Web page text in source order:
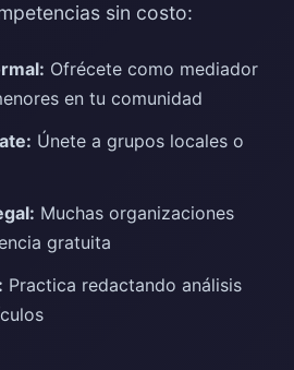
sin costo:
Ofrécete como mediador
en tu comunidad
Únete a grupos locales o
Muchas organizaciones
gratuita
Practica redactando análisis